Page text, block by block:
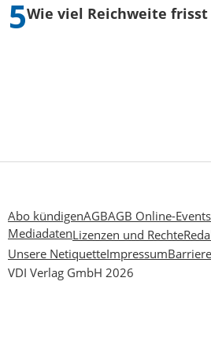
Wie viel Reichweite
Abo kündigenAGBAGB Online-Events
MediadatenLizenzen und Rechte
Unsere NetiquetteImpressum
VDI Verlag GmbH 2026